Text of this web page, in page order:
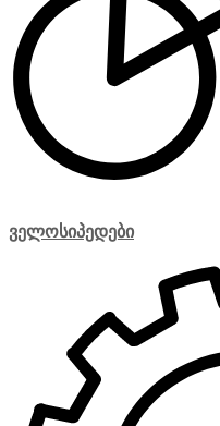
ველოსიპედები